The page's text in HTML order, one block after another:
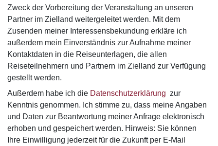
Zweck der Vorbereitung der Veranstaltung an unseren
Partner im Zielland weitergeleitet werden. Mit dem
Zusenden meiner Interessensbekundung erkläre ich
außerdem mein Einverständnis zur Aufnahme meiner
Kontaktdaten in die Reiseunterlagen, die allen
Reiseteilnehmern und Partnern im Zielland zur Verfügung
gestellt werden.
Außerdem habe ich die Datenschutzerklärung zur
Kenntnis genommen. Ich stimme zu, dass meine Angaben
und Daten zur Beantwortung meiner Anfrage elektronisch
erhoben und gespeichert werden. Hinweis: Sie können
Ihre Einwilligung jederzeit für die Zukunft per E-Mail